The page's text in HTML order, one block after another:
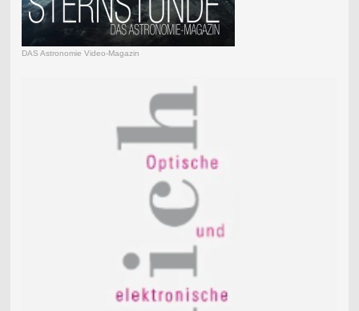
DAS Astronomie Video-Magazin